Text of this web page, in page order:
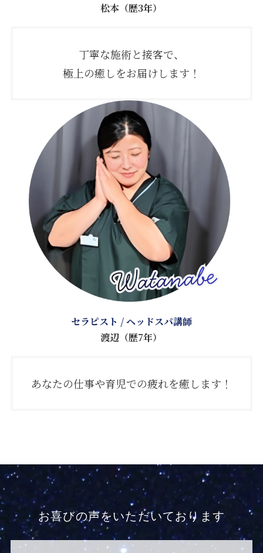
松本（歴3年）
丁寧な施術と接客で、
極上の癒しをお届けします！
セラピスト / ヘッドスパ講師
渡辺（歴7年）
あなたの仕事や育児での疲れを癒します！
お喜びの声をいただいております